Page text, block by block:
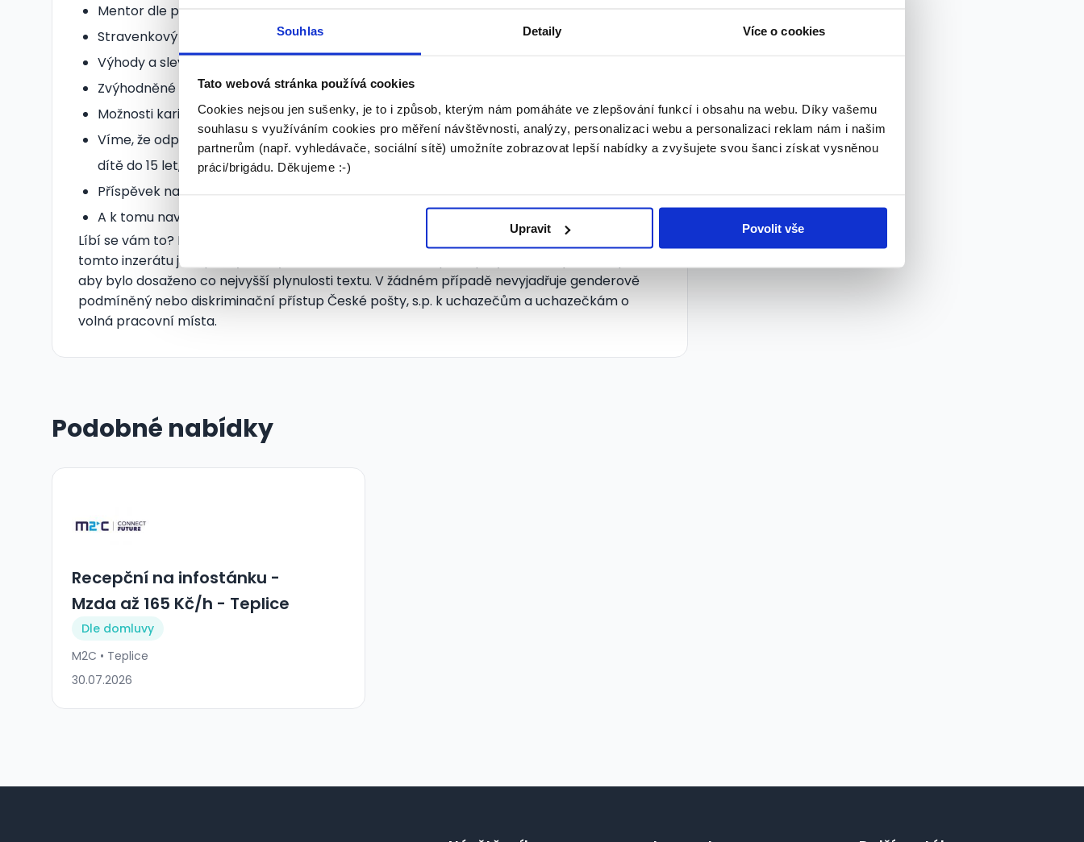
Souhlas Detaily Více o cookies
Tato webová stránka používá cookies
Cookies nejsou jen sušenky, je to i způsob, kterým nám pomáháte ve zlepšování funkcí i obsahu na webu. Díky vašemu
souhlasu s využíváním cookies pro měření návštěvnosti, analýzy, personalizaci webu a personalizaci reklam nám i našim
partnerům (např. vyhledávače, sociální sítě) umožníte zobrazovat lepší nabídky a zvyšujete svou šanci získat vysněnou
práci/brigádu. Děkujeme :-)
Upravit Povolit vše
Mentor dle potřeby po celou dobu zaměstnání.
Stravenkový paušál v hodnotě 100 Kč a možnost vstoupit do programu MultiSport.
Výhody a slevy na produkty skupiny ČSOB.
Zvýhodněné mobilní tarify pro vás a vaše blízké od společnosti T-Mobile.
Možnosti kariérního růstu.
Víme, že odpočinek je důležitý, proto u nás máme týden dovolené navíc a pokud máte
dítě do 15 let, tak ještě 2 dny k tomu.
Příspěvek na penzijní připojištění, nebo životní pojištění.
A k tomu navíc příspěvek na rekreaci, nebo dětské tábory.
Líbí se vám to? Klikněte na “Odpovědět”, dejte nám o sobě vědět. Ozveme se co nejdřív! V
tomto inzerátu jsou psány osoby v mužském rodě. Tento postup byl zvolen výhradně proto,
aby bylo dosaženo co nejvyšší plynulosti textu. V žádném případě nevyjadřuje genderově
podmíněný nebo diskriminační přístup České pošty, s.p. k uchazečům a uchazečkám o
volná pracovní místa.
Podobné nabídky
Recepční na infostánku -
Mzda až 165 Kč/h - Teplice
Dle domluvy
M2C • Teplice
30.07.2026